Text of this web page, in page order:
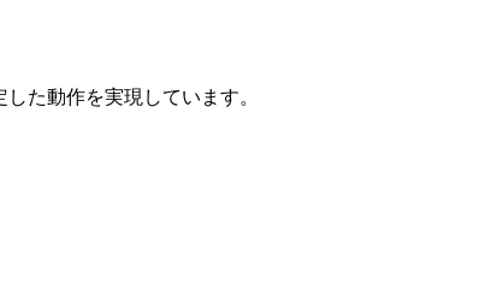
た動作を実現しています。